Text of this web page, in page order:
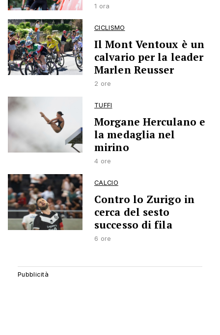
1 ora
CICLISMO
Il Mont Ventoux è un
calvario per la leader
Marlen Reusser
2 ore
TUFFI
Morgane Herculano e
la medaglia nel
mirino
4 ore
CALCIO
Contro lo Zurigo in
cerca del sesto
successo di fila
6 ore